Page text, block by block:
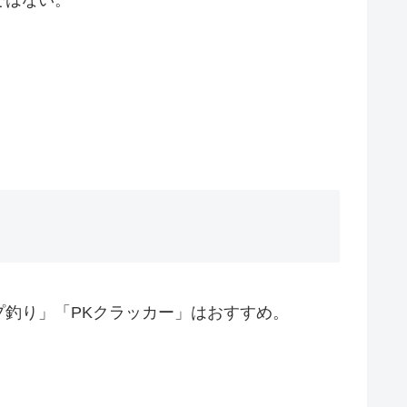
り」「PKクラッカー」はおすすめ。